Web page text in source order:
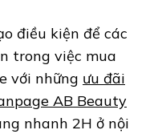
điều kiện để các
trong việc mua
với những ưu đãi
AB Beauty
nhanh 2H ở nội